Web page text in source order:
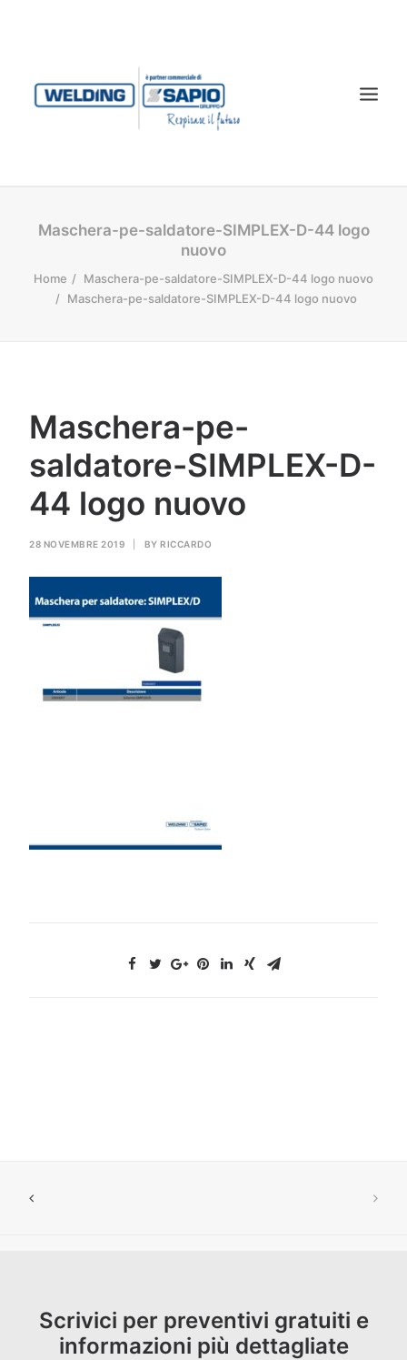
CHI SIAMO
TECNOLOGIA LASER
GAS PER SALDATURA
HEROLASER
RICERCA
Maschera-pe-saldatore-SIMPLEX-D-44 logo
nuovo
Home
Maschera-pe-saldatore-SIMPLEX-D-44 logo nuovo
Maschera-pe-saldatore-SIMPLEX-D-44 logo nuovo
Maschera-pe-
saldatore-SIMPLEX-D-
44 logo nuovo
28 NOVEMBRE 2019 BY RICCARDO
Scrivici per preventivi gratuiti e
informazioni più dettagliate